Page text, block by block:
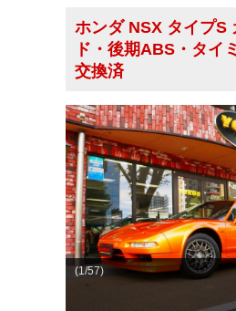
ホンダ NSX タイプS
ド・後期ABS・タイ
交換済
(1/57)